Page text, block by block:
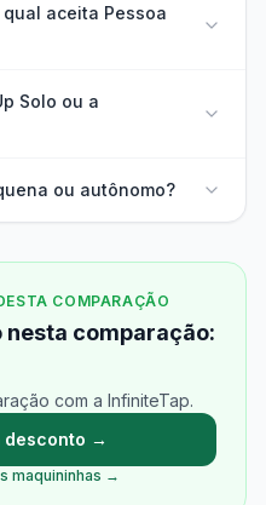
aceita Pessoa
Solo ou a
ou autônomo?
COMPARAÇÃO
comparação:
com a InfiniteTap.
desconto →
maquininhas →